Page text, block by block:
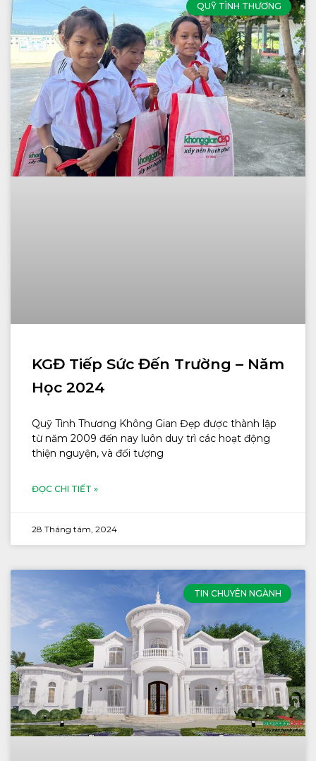
QUỸ TÌNH THƯƠNG
KGĐ Tiếp Sức Đến Trường – Năm
Học 2024
Quỹ Tình Thương Không Gian Đẹp được thành lập
từ năm 2009 đến nay luôn duy trì các hoạt động
thiện nguyện, và đối tượng
ĐỌC CHI TIẾT »
28 Tháng tám, 2024
TIN CHUYÊN NGÀNH